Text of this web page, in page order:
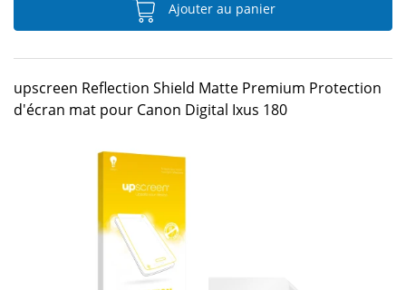
Ajouter au panier
upscreen Reflection Shield Matte Premium Protection
d'écran mat pour Canon Digital Ixus 180